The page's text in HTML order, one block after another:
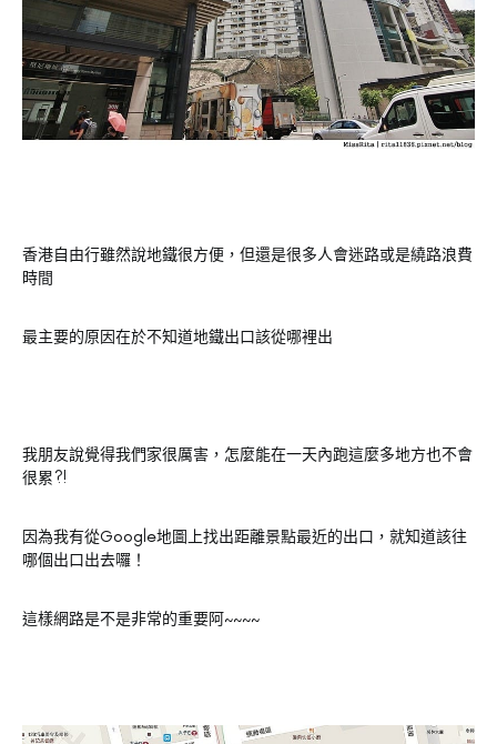
香港自由行雖然說地鐵很方便，但還是很多人會迷路或是繞路浪費
時間
最主要的原因在於不知道地鐵出口該從哪裡出
我朋友說覺得我們家很厲害，怎麼能在一天內跑這麼多地方也不會
很累?!
因為我有從Google地圖上找出距離景點最近的出口，就知道該往
哪個出口出去囉！
這樣網路是不是非常的重要阿~~~~